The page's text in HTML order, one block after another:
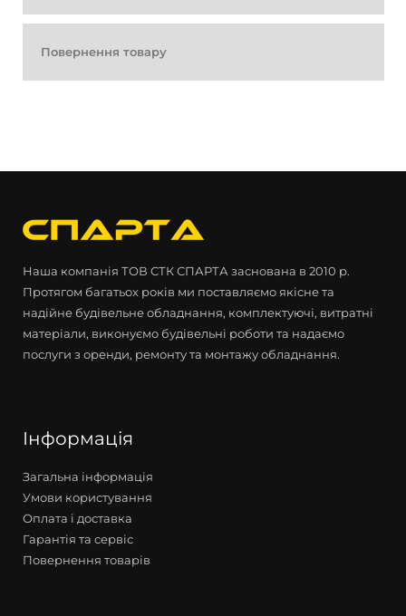
Повернення товару
Наша компанія ТОВ СТК СПАРТА заснована в 2010 р.
Протягом багатьох років ми поставляємо якісне та
надійне будівельне обладнання, комплектуючі, витратні
матеріали, виконуємо будівельні роботи та надаємо
послуги з оренди, ремонту та монтажу обладнання.
Інформація
Загальна інформація
Умови користування
Оплата і доставка
Гарантія та сервіс
Повернення товарів